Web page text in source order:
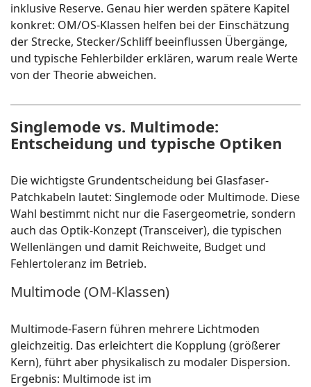
inklusive Reserve. Genau hier werden spätere Kapitel
konkret: OM/OS-Klassen helfen bei der Einschätzung
der Strecke, Stecker/Schliff beeinflussen Übergänge,
und typische Fehlerbilder erklären, warum reale Werte
von der Theorie abweichen.
Singlemode vs. Multimode:
Entscheidung und typische Optiken
Die wichtigste Grundentscheidung bei Glasfaser-
Patchkabeln lautet: Singlemode oder Multimode. Diese
Wahl bestimmt nicht nur die Fasergeometrie, sondern
auch das Optik-Konzept (Transceiver), die typischen
Wellenlängen und damit Reichweite, Budget und
Fehlertoleranz im Betrieb.
Multimode (OM-Klassen)
Multimode-Fasern führen mehrere Lichtmoden
gleichzeitig. Das erleichtert die Kopplung (größerer
Kern), führt aber physikalisch zu modaler Dispersion.
Ergebnis: Multimode ist im